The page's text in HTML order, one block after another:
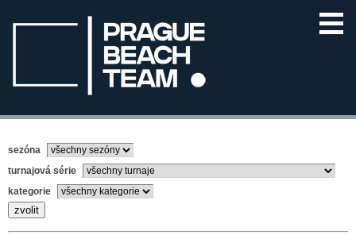
sezóna
turnajová série
kategorie